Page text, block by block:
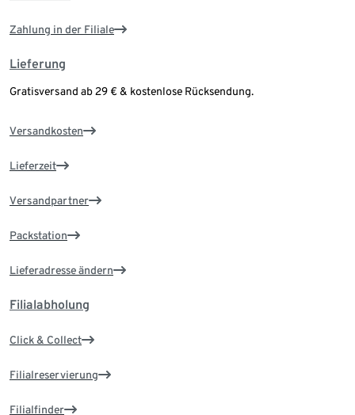
Zahlung in der Filiale
Lieferung
Gratisversand ab 29 € & kostenlose Rücksendung.
Versandkosten
Lieferzeit
Versandpartner
Packstation
Lieferadresse ändern
Filialabholung
Click & Collect
Filialreservierung
Filialfinder